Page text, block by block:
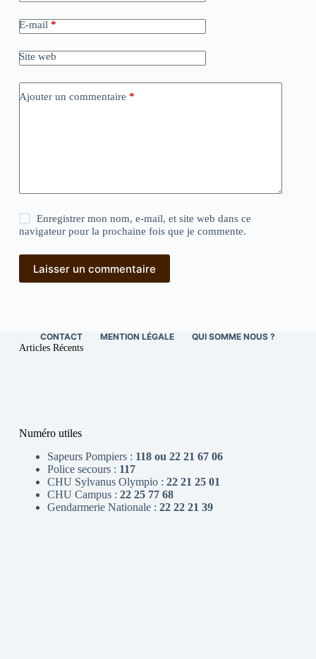
E-mail*
Site web
Ajouter un commentaire *
Enregistrer mon nom, e-mail, et site web dans ce
navigateur pour la prochaine fois que je commente.
Laisser un commentaire
CONTACT MENTION LÉGALE QUI SOMME NOUS ?
Articles Récents
Numéro utiles
Sapeurs Pompiers : 118 ou 22 21 67 06
Police secours : 117
CHU Sylvanus Olympio : 22 21 25 01
CHU Campus : 22 25 77 68
Gendarmerie Nationale : 22 22 21 39